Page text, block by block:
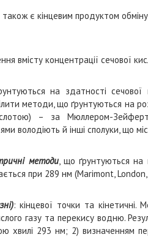
є кінцевим продуктом
вмісту концентрації сечової
на здатності сечової
методи, що ґрунтуються на
– за Мюллером-
володіють й інші сполуки, що
методи, що ґрунтуються на
при 289 нм (Marimont,
: кінцевої точки та
газу та перекису водню.
хвилі 293 нм; 2) визначенням